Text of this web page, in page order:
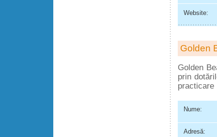
Website:
Golden
Golden
prin
Nume:
Adresă: